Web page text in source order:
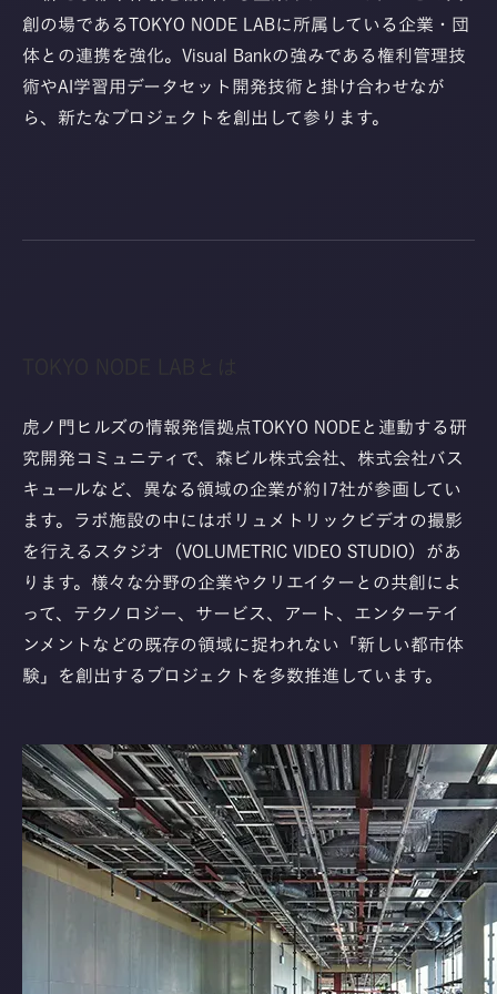
創の場であるTOKYO NODE LABに所属している企業・団
体との連携を強化。Visual Bankの強みである権利管理技
術やAI学習用データセット開発技術と掛け合わせなが
ら、新たなプロジェクトを創出して参ります。
虎ノ門ヒルズの情報発信拠点TOKYO NODEと連動する研
究開発コミュニティで、森ビル株式会社、株式会社バス
キュールなど、異なる領域の企業が約17社が参画してい
ます。ラボ施設の中にはボリュメトリックビデオの撮影
を行えるスタジオ（VOLUMETRIC VIDEO STUDIO）があ
ります。様々な分野の企業やクリエイターとの共創によ
って、テクノロジー、サービス、アート、エンターテイ
ンメントなどの既存の領域に捉われない「新しい都市体
験」を創出するプロジェクトを多数推進しています。